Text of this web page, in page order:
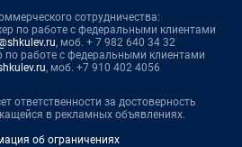
сотрудничества:
по работе с федеральными клиентами
, моб. + 7 982 640 34 32
по работе с федеральными клиентами
, моб. +7 910 402 4056
ответственности за достоверность
в рекламных объявлениях.
об ограничениях